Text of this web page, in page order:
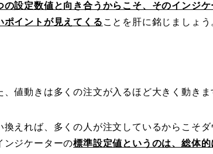
の設定数値と向き合うからこそ、そのインジ
ポイントが見えてくる ことを肝に銘じましょう
、値動きは多くの注文が入るほど大きく動きま
換えれば、多くの人が注文しているからこそ
ンジケーターの標準設定値というのは、総体